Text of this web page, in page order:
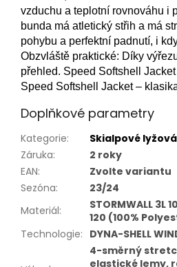
vzduchu a teplotní rovnováhu i
bunda má atletický střih a má
pohybu a perfektní padnutí, i
Obzvláště praktické: Díky
přehled. Speed ​​Softshell
Speed ​​Softshell Jacket –
Doplňkové parametry
Kategorie:
Skialpové
Záruka:
2 roky
EAN:
Zvolte variantu
Sezóna:
23/24
Materiál:
STORMWALL 3L
120 (100%
Technologie: DYNA-SHELL
4-směrný
elastické lemy,